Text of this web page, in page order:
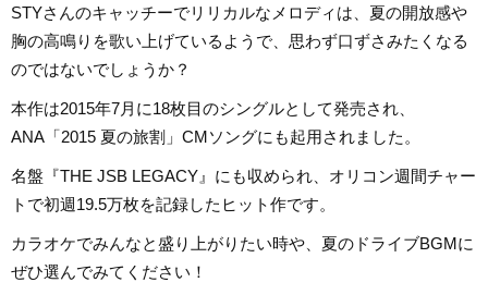
STYさんのキャッチーでリリカルなメロディは、夏の開放感や
胸の高鳴りを歌い上げているようで、思わず口ずさみたくなる
のではないでしょうか？
本作は2015年7月に18枚目のシングルとして発売され、
ANA「2015 夏の旅割」CMソングにも起用されました。
名盤『THE JSB LEGACY』にも収められ、オリコン週間チャー
トで初週19.5万枚を記録したヒット作です。
カラオケでみんなと盛り上がりたい時や、夏のドライブBGMに
ぜひ選んでみてください！